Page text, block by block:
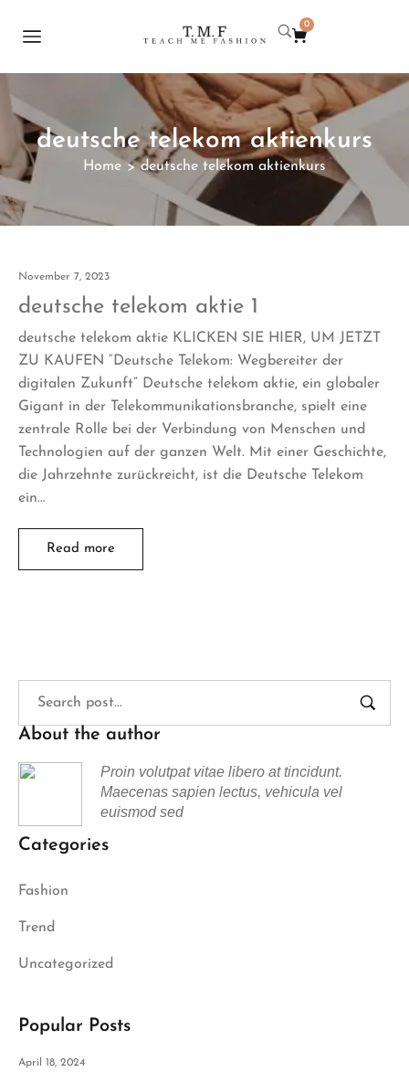
0
deutsche telekom aktienkurs
Home > deutsche telekom aktienkurs
November 7, 2023
deutsche telekom aktie 1
deutsche telekom aktie KLICKEN SIE HIER, UM JETZT
ZU KAUFEN “Deutsche Telekom: Wegbereiter der
digitalen Zukunft” Deutsche telekom aktie, ein globaler
Gigant in der Telekommunikationsbranche, spielt eine
zentrale Rolle bei der Verbindung von Menschen und
Technologien auf der ganzen Welt. Mit einer Geschichte,
die Jahrzehnte zurückreicht, ist die Deutsche Telekom
ein…
Read more
About the author
Proin volutpat vitae libero at tincidunt.
Maecenas sapien lectus, vehicula vel
euismod sed
Categories
Fashion
Trend
Uncategorized
Popular Posts
April 18, 2024